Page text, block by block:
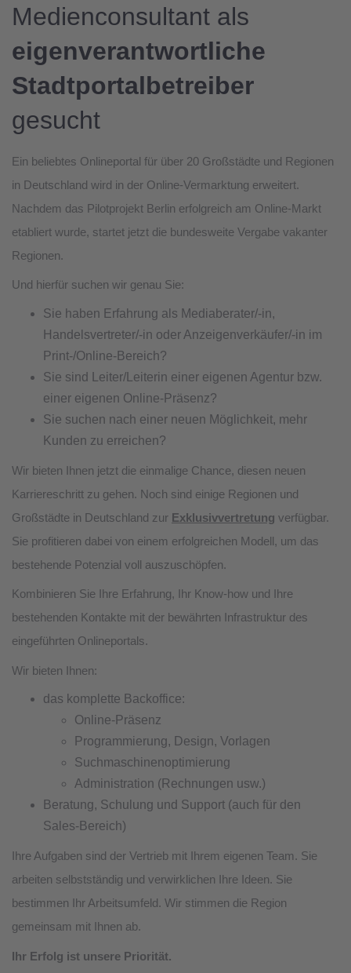
Medienconsultant als
eigenverantwortliche
Stadtportalbetreiber
gesucht
Ein beliebtes Onlineportal für über 20 Großstädte und Regionen
in Deutschland wird in der Online-Vermarktung erweitert.
Nachdem das Pilotprojekt Berlin erfolgreich am Online-Markt
etabliert wurde, startet jetzt die bundesweite Vergabe vakanter
Regionen.
Und hierfür suchen wir genau Sie:
Sie haben Erfahrung als Mediaberater/-in,
Handelsvertreter/-in oder Anzeigenverkäufer/-in im
Print-/Online-Bereich?
Sie sind Leiter/Leiterin einer eigenen Agentur bzw.
einer eigenen Online-Präsenz?
Sie suchen nach einer neuen Möglichkeit, mehr
Kunden zu erreichen?
Wir bieten Ihnen jetzt die einmalige Chance, diesen neuen
Karriereschritt zu gehen. Noch sind einige Regionen und
Großstädte in Deutschland zur Exklusivvertretung verfügbar.
Sie profitieren dabei von einem erfolgreichen Modell, um das
bestehende Potenzial voll auszuschöpfen.
Kombinieren Sie Ihre Erfahrung, Ihr Know-how und Ihre
bestehenden Kontakte mit der bewährten Infrastruktur des
eingeführten Onlineportals.
Wir bieten Ihnen:
das komplette Backoffice:
Online-Präsenz
Programmierung, Design, Vorlagen
Suchmaschinenoptimierung
Administration (Rechnungen usw.)
Beratung, Schulung und Support (auch für den
Sales-Bereich)
Ihre Aufgaben sind der Vertrieb mit Ihrem eigenen Team. Sie
arbeiten selbstständig und verwirklichen Ihre Ideen. Sie
bestimmen Ihr Arbeitsumfeld. Wir stimmen die Region
gemeinsam mit Ihnen ab.
Ihr Erfolg ist unsere Priorität.